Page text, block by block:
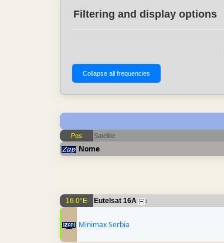
Filtering and display options
Pos Satellite
Nome
16.0°E Eutelsat 16A 1
Minimax Serbia